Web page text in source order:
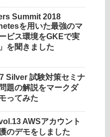
Summit 2018
を用いた最強のマ
ビス環境をGKEで実
を聞きました
Silver 試験対策セミナ
題の解説をマークダ
ってみた
AWSアカウント
のデモをしました